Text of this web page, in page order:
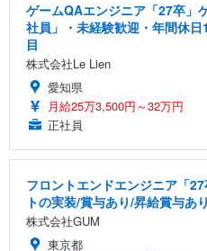
ゲームQAエンジニア「27卒」
社員」・未経験歓迎・年間休
目
株式会社Le Lien
愛知県
月給25万3,500円～32万円
正社員
フロントエンドエンジニア「
トの実装/賞与あり/昇給賞与あ
株式会社GUM
東京都